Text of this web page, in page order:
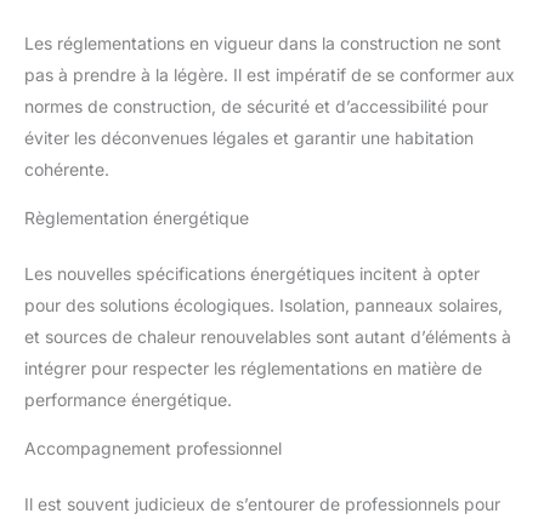
graisse corporelle. Sécurité et
première installation : Si vous
avez un pacemaker ou si vous
êtes enceinte, évitez d'utiliser la
balance numérique pour
personnes et pour la graisse
données fournies par la
technologie BIA de ce produit
sont destinées uniquement au
terme et ne sauraient être
ni à une évaluation médicale
Les réglementations en vigueur dans la construction ne sont
pas à prendre à la légère. Il est impératif de se conformer aux
normes de construction, de sécurité et d’accessibilité pour
éviter les déconvenues légales et garantir une habitation
cohérente.
Règlementation énergétique
Les nouvelles spécifications énergétiques incitent à opter
pour des solutions écologiques. Isolation, panneaux solaires,
et sources de chaleur renouvelables sont autant d’éléments à
intégrer pour respecter les réglementations en matière de
performance énergétique.
Accompagnement professionnel
Il est souvent judicieux de s’entourer de professionnels pour